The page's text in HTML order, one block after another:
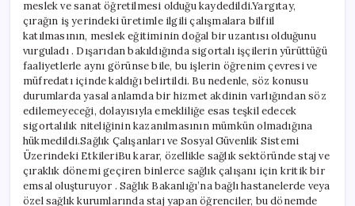
meslek ve sanat öğretilmesi olduğu kaydedildi.Yargıtay,
çırağın iş yerindeki üretimle ilgili çalışmalara bilfiil
katılmasının, meslek eğitiminin doğal bir uzantısı olduğunu
vurguladı . Dışarıdan bakıldığında sigortalı işçilerin yürüttüğü
faaliyetlerle aynı görünse bile, bu işlerin öğrenim çevresi ve
müfredatı içinde kaldığı belirtildi. Bu nedenle, söz konusu
durumlarda yasal anlamda bir hizmet akdinin varlığından söz
edilemeyeceği, dolayısıyla emekliliğe esas teşkil edecek
sigortalılık niteliğinin kazanılmasının mümkün olmadığına
hükmedildi.Sağlık Çalışanları ve Sosyal Güvenlik Sistemi
Üzerindeki EtkileriBu karar, özellikle sağlık sektöründe staj ve
çıraklık dönemi geçiren binlerce sağlık çalışanı için kritik bir
emsal oluşturuyor . Sağlık Bakanlığı’na bağlı hastanelerde veya
özel sağlık kurumlarında staj yapan öğrenciler, bu dönemde